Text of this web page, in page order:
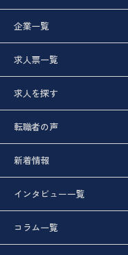
企業一覧
求人票一覧
求人を探す
転職者の声
新着情報
インタビュー一覧
コラム一覧